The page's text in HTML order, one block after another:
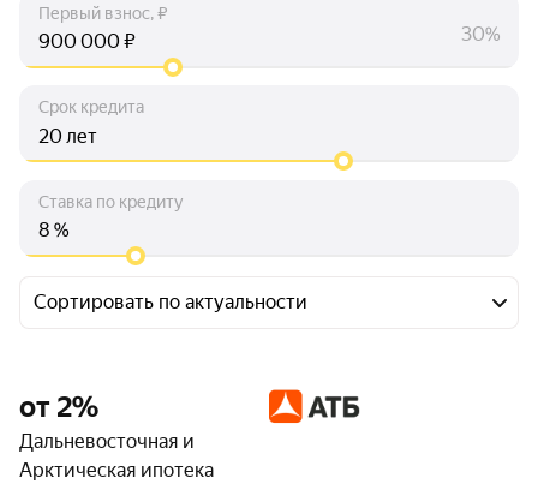
Первый взнос, ₽
₽ 30%
Срок кредита
лет
Ставка по кредиту
%
Сортировать по актуальности
от 2%
Дальневосточная и
Арктическая ипотека